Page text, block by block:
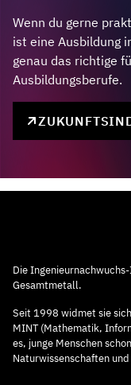
Wenn du gerne
ist eine Ausbildung
genau das richtige
Ausbildungsberufe.
Die
Gesamtmetall.
Seit 1998 widmet sie
MINT (Mathematik,
es, junge Menschen
Naturwissenschaften